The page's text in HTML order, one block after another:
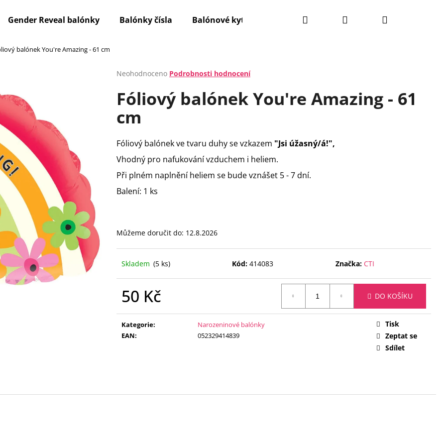
Gender Reveal balónky Balónky čísla Balónové kytice Narozeninové balónky Svatební
Hledat PřihlášeníNákupní
balónek You're Amazing - 61 cm
Průměrné
produktu
je
z
hvězdiček.
Neohodnoceno Podrobnosti hodnocení
Fóliový balónek You're Amazing - 61
cm
Fóliový balónek ve tvaru duhy se vzkazem "Jsi úžasný/á!",
Vhodný pro nafukování vzduchem i heliem.
Při plném naplnění heliem se bude vznášet 5 - 7 dní.
Balení: 1 ks
Můžeme doručit do: 12.8.2026
Skladem (5 ks) Kód: 414083 Značka: CTI
50 Kč DO KOŠÍKU
Kategorie:
Narozeninové balónky
EAN: 052329414839
Tisk
Zeptat se
Sdílet
Co potřebujete najít?
HLEDAT
Doporučujeme
BALÓNEK QUESTION MARKS
CM / PLNĚNÝ KONFETY
Kč
CM
105 Kč